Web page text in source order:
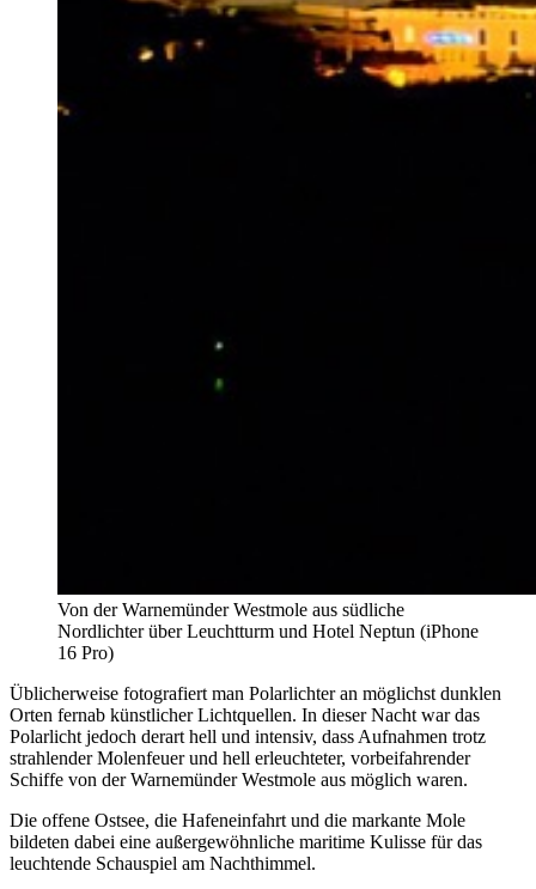
Von der Warnemünder Westmole aus südliche
Nordlichter über Leuchtturm und Hotel Neptun (iPhone
16 Pro)
Üblicherweise fotografiert man Polarlichter an möglichst dunklen
Orten fernab künstlicher Lichtquellen. In dieser Nacht war das
Polarlicht jedoch derart hell und intensiv, dass Aufnahmen trotz
strahlender Molenfeuer und hell erleuchteter, vorbeifahrender
Schiffe von der Warnemünder Westmole aus möglich waren.
Die offene Ostsee, die Hafeneinfahrt und die markante Mole
bildeten dabei eine außergewöhnliche maritime Kulisse für das
leuchtende Schauspiel am Nachthimmel.